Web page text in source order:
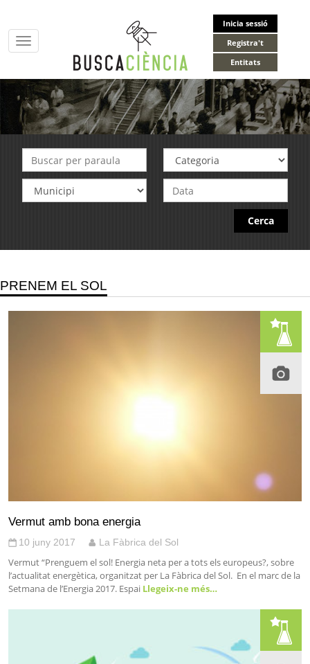
Inicia sessió
Registra't
Entitats
Toggle
navigation
Cerca
PRENEM EL SOL
Vermut amb bona energia
10 juny 2017 La Fàbrica del Sol
Vermut “Prenguem el sol! Energia neta per a tots els europeus?, sobre
l’actualitat energètica, organitzat per La Fàbrica del Sol. En el marc de la
Setmana de l’Energia 2017. Espai Llegeix-ne més…